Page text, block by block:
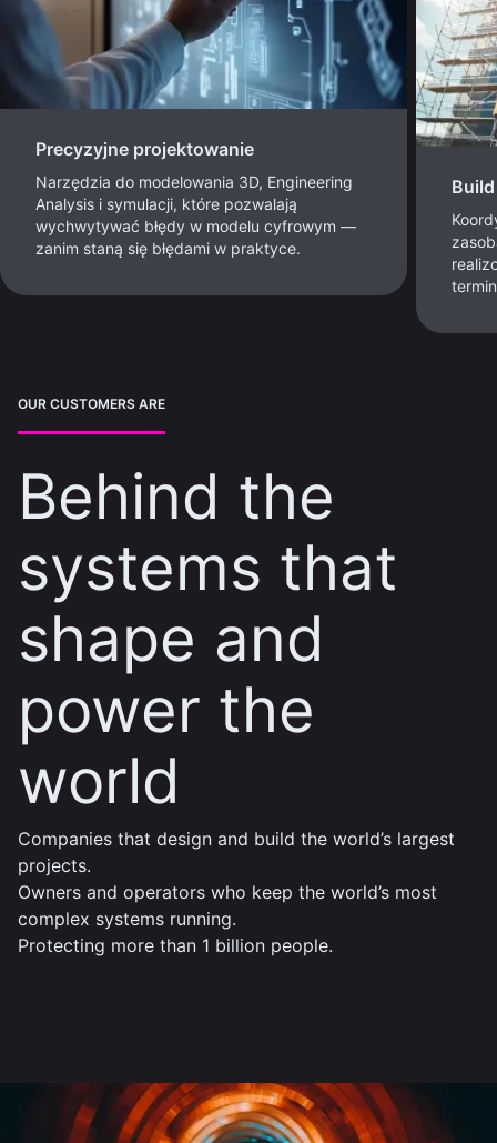
Precyzyjne projektowanie
Narzędzia do modelowania 3D, Engineering
Analysis i symulacji, które pozwalają
wychwytywać błędy w modelu cyfrowym —
zanim staną się błędami w praktyce.
OUR CUSTOMERS ARE
Behind the
systems that
shape and
power the
world
Companies that design and build the world’s largest
projects.
Owners and operators who keep the world’s most
complex systems running.
Protecting more than 1 billion people.